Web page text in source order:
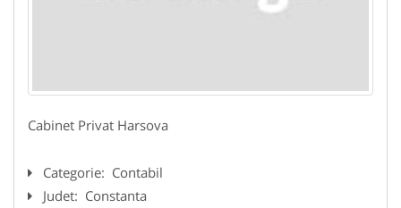
Cabinet Privat Harsova
Categorie: Contabil
Judet: Constanta